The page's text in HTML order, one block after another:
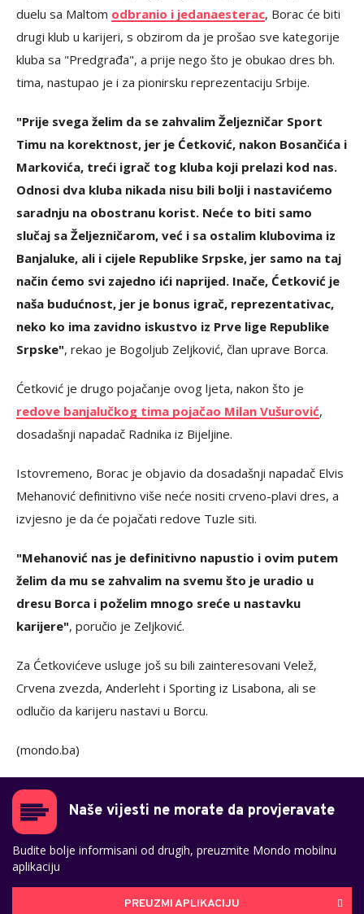
duelu sa Maltom odbranio i jedanaesterac, Borac će biti
drugi klub u karijeri, s obzirom da je prošao sve kategorije
kluba sa "Predgrađa", a prije nego što je obukao dres bh.
tima, nastupao je i za pionirsku reprezentaciju Srbije.
"Prije svega želim da se zahvalim Željezničar Sport
Timu na korektnost, jer je Ćetković, nakon Bosančića i
Markovića, treći igrač tog kluba koji prelazi kod nas.
Odnosi dva kluba nikada nisu bili bolji i nastavićemo
saradnju na obostranu korist. Neće to biti samo
slučaj sa Željezničarom, već i sa ostalim klubovima iz
Banjaluke, ali i cijele Republike Srpske, jer samo na taj
način ćemo svi zajedno ići naprijed. Inače, Ćetković je
naša budućnost, jer je bonus igrač, reprezentativac,
neko ko ima zavidno iskustvo iz Prve lige Republike
Srpske", rekao je Bogoljub Zeljković, član uprave Borca.
Ćetković je drugo pojačanje ovog ljeta, nakon što je
redove banjalučkog tima pojačao Milan Vušurović,
dosadašnji napadač Radnika iz Bijeljine.
Istovremeno, Borac je objavio da dosadašnji napadač Elvis
Mehanović definitivno više neće nositi crveno-plavi dres, a
izvjesno je da će pojačati redove Tuzle siti.
"Mehanović nas je definitivno napustio i ovim putem
želim da mu se zahvalim na svemu što je uradio u
dresu Borca i poželim mnogo sreće u nastavku
karijere", poručio je Zeljković.
Za Ćetkovićeve usluge još su bili zainteresovani Velež,
Crvena zvezda, Anderleht i Sporting iz Lisabona, ali se
odlučio da karijeru nastavi u Borcu.
(mondo.ba)
Naše vijesti ne morate da provjeravate
Budite bolje informisani od drugih, preuzmite Mondo mobilnu
aplikaciju
PREUZMI APLIKACIJU